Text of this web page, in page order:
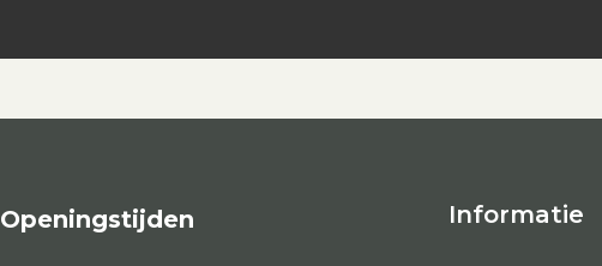
Openingstijden Informatie